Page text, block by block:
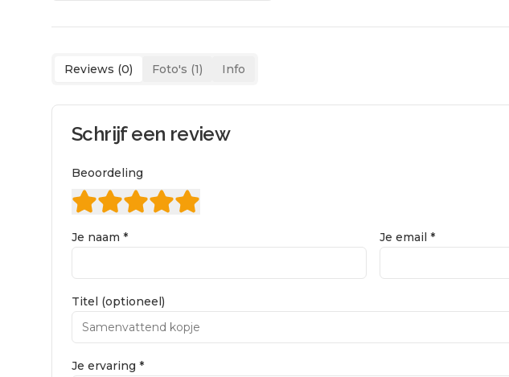
Reviews (0) Foto's (1) Info
Schrijf een review
Beoordeling
Je naam * Je email *
Titel (optioneel)
Je ervaring *